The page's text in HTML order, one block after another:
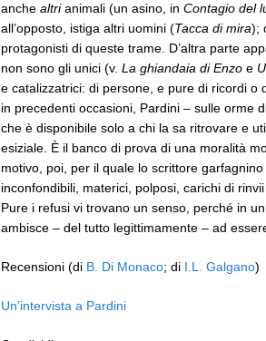
anche altrianimali (un asino, in Contagio del
all’opposto, istiga altri uomini (Tacca di mira);
protagonisti di queste trame. D’altra parte
non sono gli unici (v. La ghiandaia di Enzo e
e catalizzatrici: di persone, e pure di ricordi
in precedenti occasioni, Pardini – sulle orme
che è disponibile solo a chi la sa ritrovare e
esiziale. È il banco di prova di una moralità
motivo, poi, per il quale lo scrittore
inconfondibili, materici, polposi, carichi di
Pure i refusi vi trovano un senso, perché in
ambisce – del tutto legittimamente – ad
Recensioni (di B. Di Monaco; di I.L. Galgano)
Un’intervista a Pardini